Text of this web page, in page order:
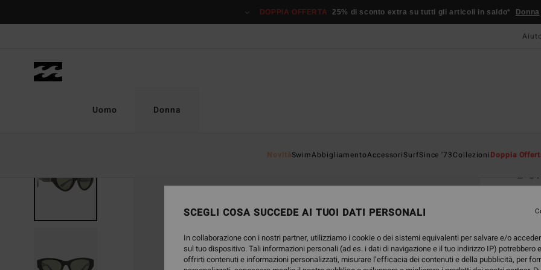
prodotto
DOPPIA OFFERTA 25% di sconto extra su tutti gli articoli in saldo* Donna
Uomo Donna
NovitàSwimAbbigliamentoAccessoriSurfSince '73CollezioniDoppia
Colori
SCEGLI COSA SUCCEDE AI TUOI DATI PERSONALI
In collaborazione con i nostri partner, utilizziamo i cookie o dei sistemi equivalenti per salvare e/o
sul tuo dispositivo. Tali informazioni personali (ad es. i dati di navigazione e il tuo indirizzo IP) potrebbero
offrirti contenuti e informazioni personalizzati, misurare l’efficacia dei contenuti e della pubblicità, per